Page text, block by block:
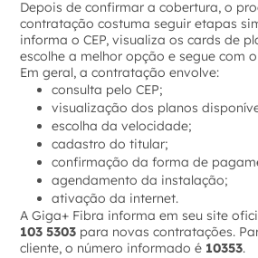
Depois de confirmar a cobertura, o
contratação costuma seguir etapas
informa o CEP, visualiza os cards de
escolhe a melhor opção e segue com
Em geral, a contratação envolve:
consulta pelo CEP;
visualização dos planos
escolha da velocidade;
cadastro do titular;
confirmação da forma de
agendamento da instalação;
ativação da internet.
A Giga+ Fibra informa em seu site
103 5303 para novas contratações.
cliente, o número informado é 10353.